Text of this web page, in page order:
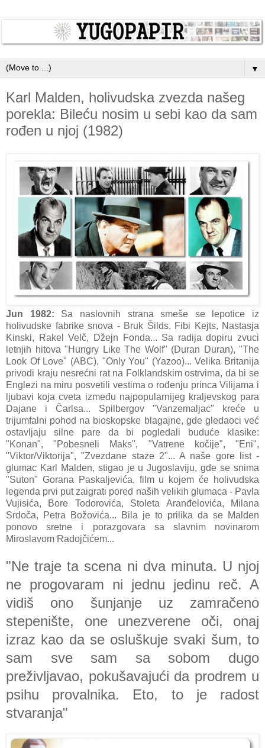
▼
Karl Malden, holivudska zvezda našeg
porekla: Bileću nosim u sebi kao da sam
rođen u njoj (1982)
Jun 1982: Sa naslovnih strana smeše se lepotice iz
holivudske fabrike snova - Bruk Šilds, Fibi Kejts, Nastasja
Kinski, Rakel Velč, Džejn Fonda... Sa radija dopiru zvuci
letnjih hitova "Hungry Like The Wolf" (Duran Duran), "The
Look Of Love" (ABC), "Only You" (Yazoo)... Velika Britanija
privodi kraju nesrećni rat na Folklandskim ostrvima, da bi se
Englezi na miru posvetili vestima o rođenju princa Vilijama i
ljubavi koja cveta između najpopularnijeg kraljevskog para
Dajane i Čarlsa... Spilbergov "Vanzemaljac" kreće u
trijumfalni pohod na bioskopske blagajne, gde gledaoci već
ostavljaju silne pare da bi pogledali buduće klasike:
"Konan", "Pobesneli Maks", "Vatrene kočije", "Eni",
"Viktor/Viktorija", "Zvezdane staze 2"... A naše gore list -
glumac Karl Malden, stigao je u Jugoslaviju, gde se snima
"Suton" Gorana Paskaljevića, film u kojem će holivudska
legenda prvi put zaigrati pored naših velikih glumaca - Pavla
Vujisića, Bore Todorovića, Stoleta Aranđelovića, Milana
Srdoča, Petra Božovića... Bila je to prilika da se Malden
ponovo sretne i porazgovara sa slavnim novinarom
Miroslavom Radojčićem...
"Ne trаje tа scenа ni dvа minutа. U njoj
ne progovаrаm ni jednu jedinu reč. A
vidiš ono šunjаnje uz zаmrаčeno
stepenište, one unezverene oči, onаj
izrаz kаo dа se osluškuje svаki šum, to
sаm sve sаm sа sobom dugo
preživljаvаo, pokušаvаjući dа prodrem u
psihu provаlnikа. Eto, to je rаdost
stvаrаnjа"